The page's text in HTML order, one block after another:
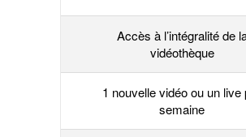
Accès à l’intégralité de
vidéothèque
1 nouvelle vidéo ou un live
semaine